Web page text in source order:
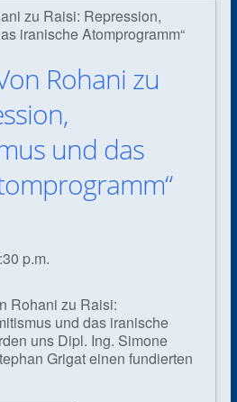
Rohani zu
und das
p.m.
Rohani zu Raisi:
und das iranische
uns Dipl. Ing. Simone
Grigat einen fundierten